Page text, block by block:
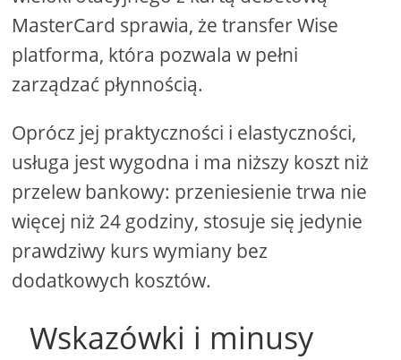
MasterCard sprawia, że ​​transfer Wise
platforma, która pozwala w pełni
zarządzać płynnością.
Oprócz jej praktyczności i elastyczności,
usługa jest wygodna i ma niższy koszt niż
przelew bankowy: przeniesienie trwa nie
więcej niż 24 godziny, stosuje się jedynie
prawdziwy kurs wymiany bez
dodatkowych kosztów.
Wskazówki i minusy